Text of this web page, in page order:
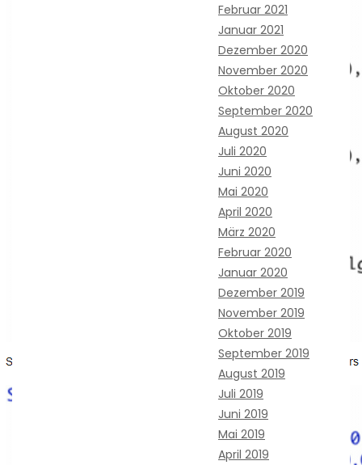
Februar 2021
Januar 2021
Dezember 2020
November 2020
Oktober 2020
September 2020
August 2020
Juli 2020
Juni 2020
Mai 2020
April 2020
März 2020
Februar 2020
Januar 2020
Dezember 2019
November 2019
Oktober 2019
September 2019
August 2019
Juli 2019
Juni 2019
Mai 2019
April 2019